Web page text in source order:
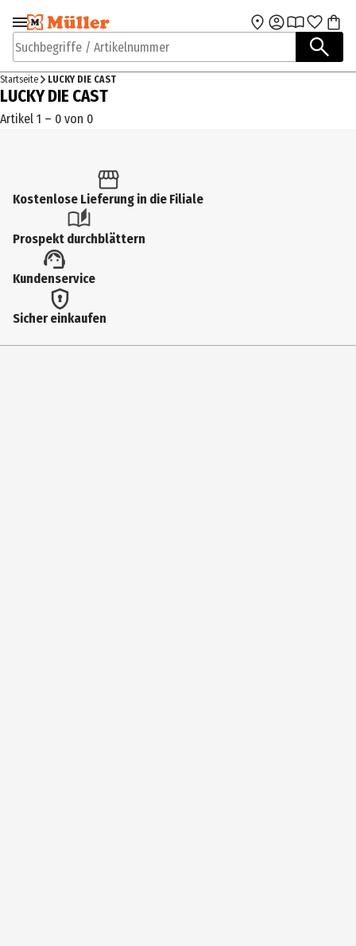
Zur Navigation
springen
Zum Hauptinhalt
Suchbegriffe / Artikelnummer
Startseite LUCKY DIE CAST
LUCKY DIE CAST
Artikel 1 – 0 von 0
Kostenlose Lieferung in die Filiale
Prospekt durchblättern
Kundenservice
Sicher einkaufen